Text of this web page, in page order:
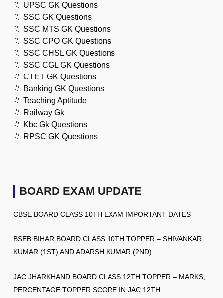
📁 UPSC GK Questions
📁 SSC GK Questions
📁 SSC MTS GK Questions
📁 SSC CPO GK Questions
📁 SSC CHSL GK Questions
📁 SSC CGL GK Questions
📁 CTET GK Questions
📁 Banking GK Questions
📁 Teaching Aptitude
📁 Railway Gk
📁 Kbc Gk Questions
📁 RPSC GK Questions
BOARD EXAM UPDATE
CBSE BOARD CLASS 10TH EXAM IMPORTANT DATES
BSEB BIHAR BOARD CLASS 10TH TOPPER – SHIVANKAR
KUMAR (1ST) AND ADARSH KUMAR (2ND)
JAC JHARKHAND BOARD CLASS 12TH TOPPER – MARKS,
PERCENTAGE TOPPER SCORE IN JAC 12TH